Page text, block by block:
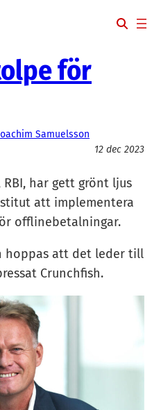
för
Samuelsson
12 dec 2023
har gett grönt ljus
att implementera
offlinebetalningar.
hoppas att det leder till
Crunchfish.